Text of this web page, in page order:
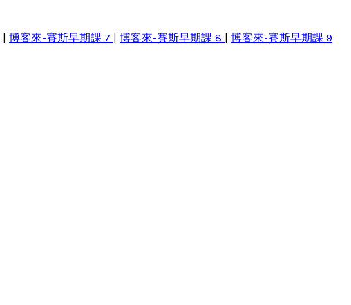
博客來-賽斯早期課 7 博客來-賽斯早期課 8 博客來-賽斯早期課 9